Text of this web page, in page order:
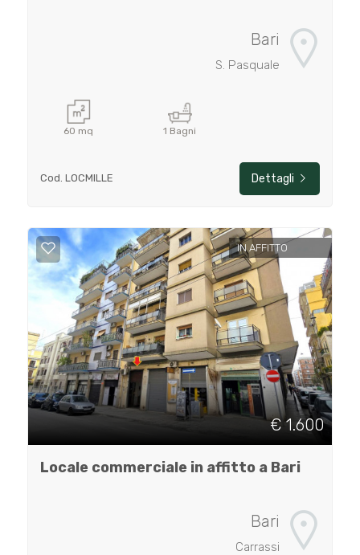
Bari
S. Pasquale
60 mq 1 Bagni
Cod. LOCMILLE Dettagli
IN AFFITTO
€ 1.600
Locale commerciale in affitto a Bari
Bari
Carrassi